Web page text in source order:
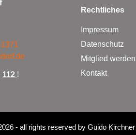
112 !
Rechtliches
Impressum
Datenschutz
Mitglied
Kontakt
- all rights reserved by Guido Kirchner